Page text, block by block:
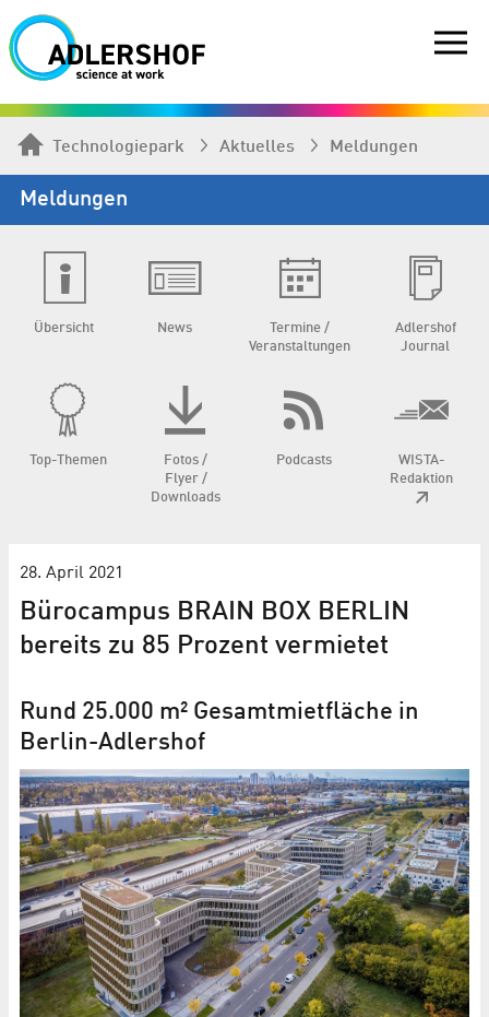
Technologiepark Aktuelles Meldungen
Meldungen
Übersicht News
Termine /
Veranstaltungen
Adlershof
Journal
Top-Themen
Fotos /
Flyer /
Downloads
Podcasts
WISTA-
Redaktion
28. April 2021
Bürocampus BRAIN BOX BERLIN
bereits zu 85 Prozent vermietet
Rund 25.000 m² Gesamtmietfläche in
Berlin-Adlershof